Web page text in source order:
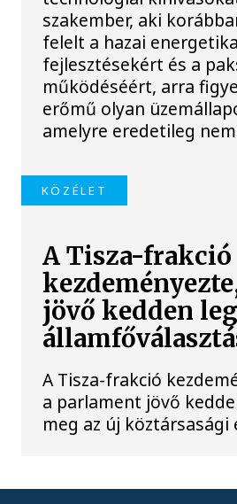
szakember, aki
felelt a hazai
fejlesztésekért és a
működéséért, arra
erőmű olyan
amelyre eredetileg
KÖZÉLET
A Tisza-frakció
jövő kedden
A Tisza-frakció
a parlament jövő
meg az új köztársasági